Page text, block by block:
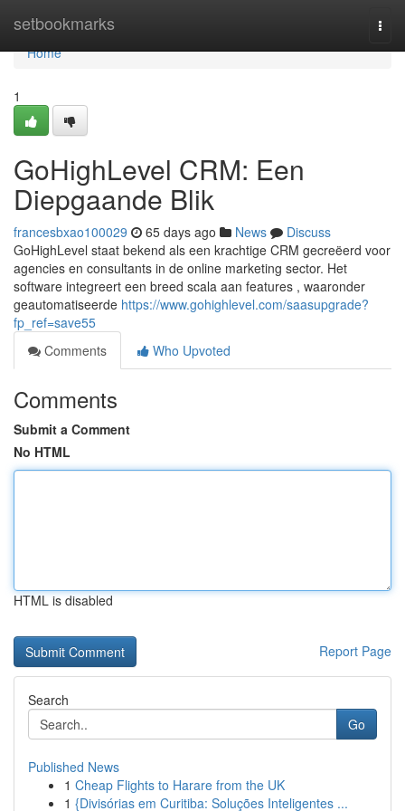
setbookmarks
Home
Home
1
GoHighLevel CRM: Een
Diepgaande Blik
francesbxao100029 65 days ago News
Discuss
GoHighLevel staat bekend als een krachtige CRM gecreëerd voor
agencies en consultants in de online marketing sector. Het
software integreert een breed scala aan features , waaronder
geautomatiseerde https://www.gohighlevel.com/saasupgrade?
fp_ref=save55
Comments
Who Upvoted
Comments
Submit a Comment
No HTML
HTML is disabled
Report Page
Search
Go
Published News
1 Cheap Flights to Harare from the UK
1 {Divisórias em Curitiba: Soluções Inteligentes ...